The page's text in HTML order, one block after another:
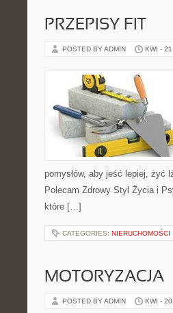
PRZEPISY FIT
POSTED BY ADMIN KWI -
pomysłów, aby jeść lepiej, żyć
Polecam Zdrowy Styl Życia i
które […]
CATEGORIES: NIERUCHOMOŚCI
MOTORYZACJA
POSTED BY ADMIN KWI -